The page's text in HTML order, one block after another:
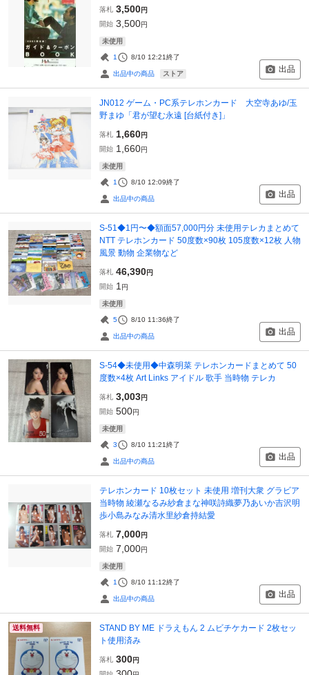
落札 3,500円
開始 3,500円
未使用
1 8/10 12:21終了
出品中の商品 ストア 出品
JN012 ゲーム・PC系テレホンカード 大空寺あゆ/玉
野まゆ「君が望む永遠 [台紙付き]」
落札 1,660円
開始 1,660円
未使用
1 8/10 12:09終了
出品中の商品 出品
S-51◆1円〜◆額面57,000円分 未使用テレカまとめて
NTT テレホンカード 50度数×90枚 105度数×12枚 人物
風景 動物 企業物など
落札 46,390円
開始 1 円
未使用
5 8/10 11:36終了
出品中の商品 出品
S-54◆未使用◆中森明菜 テレホンカードまとめて 50
度数×4枚 Art Links アイドル 歌手 当時物 テレカ
落札 3,003円
開始 500円
未使用
3 8/10 11:21終了
出品中の商品 出品
テレホンカード 10枚セット 未使用 増刊大衆 グラビア
当時物 綾瀬なるみ紗倉まな神咲詩織夢乃あいか吉沢明
歩小島みなみ清水里紗倉持結愛
落札 7,000円
開始 7,000円
未使用
1 8/10 11:12終了
出品中の商品 出品
送料無料
STAND BY ME ドラえもん 2 ムビチケカード 2枚セッ
ト使用済み
落札 300円